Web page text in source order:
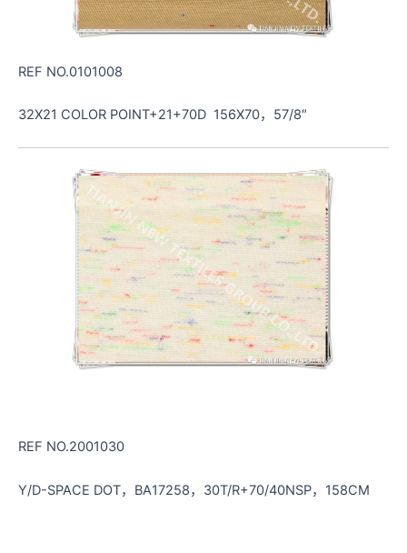
REF NO.0101008
32X21 COLOR POINT+21+70D 156X70，57/8″
REF NO.2001030
Y/D-SPACE DOT，BA17258，30T/R+70/40NSP，158CM